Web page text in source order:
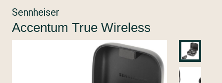
Sennheiser
Accentum True Wireless